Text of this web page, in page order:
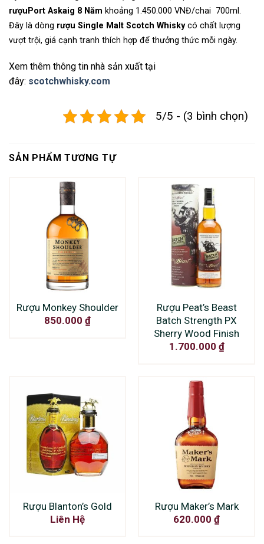
rượuPort Askaig 8 Năm khoảng 1.450.000 VNĐ/chai 700ml.
Đây là dòng rượu Single Malt Scotch Whiskycó chất lượng
vượt trội, giá cạnh tranh thích hợp để thưởng thức mỗi ngày.
Xem thêm thông tin nhà sản xuất tại
đây: scotchwhisky.com
5/5 - (3 bình chọn)
SẢN PHẨM TƯƠNG TỰ
Rượu Monkey Shoulder
850.000 ₫
Rượu Peat’s Beast
Batch Strength PX
Sherry Wood Finish
1.700.000 ₫
Rượu Blanton’s Gold
Liên Hệ
Rượu Maker’s Mark
620.000 ₫